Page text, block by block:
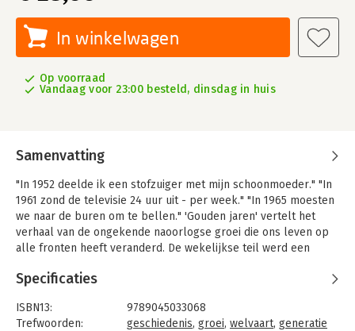
In winkelwagen
Op voorraad
Vandaag voor 23:00 besteld, dinsdag in huis
Samenvatting
"In 1952 deelde ik een stofzuiger met mijn schoonmoeder." "In
1961 zond de televisie 24 uur uit - per week." "In 1965 moesten
we naar de buren om te bellen." 'Gouden jaren' vertelt het
verhaal van de ongekende naoorlogse groei die ons leven op
alle fronten heeft veranderd. De wekelijkse teil werd een
bankrekening en de boterham met tevredenheid een broodje
Vertrouwde beroepen verdwenen, nieuwe deden hun intrede.
Specificaties
ISBN13:
9789045033068
Trefwoorden:
geschiedenis, groei, welvaart, generatie